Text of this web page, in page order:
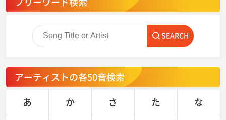
SEARCH
アーティストの各50音検索
あ
か さ た
な